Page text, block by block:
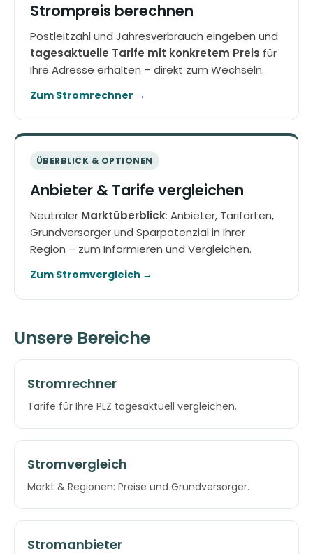
Strompreis berechnen
Postleitzahl und Jahresverbrauch eingeben und
tagesaktuelle Tarife mit konkretem Preis für
Ihre Adresse erhalten – direkt zum Wechseln.
Zum Stromrechner →
ÜBERBLICK & OPTIONEN
Anbieter & Tarife vergleichen
Neutraler Marktüberblick: Anbieter, Tarifarten,
Grundversorger und Sparpotenzial in Ihrer
Region – zum Informieren und Vergleichen.
Zum Stromvergleich →
Unsere Bereiche
Stromrechner
Tarife für Ihre PLZ tagesaktuell vergleichen.
Stromvergleich
Markt & Regionen: Preise und Grundversorger.
Stromanbieter